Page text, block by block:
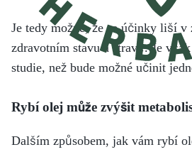
Je tedy možné, že se účinky liší v
zdravotním stavu a stravě. Je
studie, než bude možné učinit
Rybí olej může zvýšit
Dalším způsobem, jak vám rybí